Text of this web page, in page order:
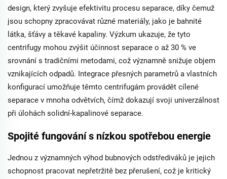
design, který zvyšuje efektivitu procesu separace, díky čemuž
jsou schopny zpracovávat různé materiály, jako je bahnité
látka, šťávy a těkavé kapaliny. Výzkum ukazuje, že tyto
centrifugy mohou zvýšit účinnost separace o až 30 % ve
srovnání s tradičními metodami, což významně snižuje objem
vznikajících odpadů. Integrace přesných parametrů a vlastních
konfigurací umožňuje těmto centrifugám provádět cílené
separace v mnoha odvětvích, čímž dokazují svoji univerzálnost
při úlohách solidní-kapalinové separace.
Spojité fungování s nízkou spotřebou energie
Jednou z významných výhod bubnových odstřediváků je jejich
schopnost pracovat nepřetržitě bez přerušení, což je kritický